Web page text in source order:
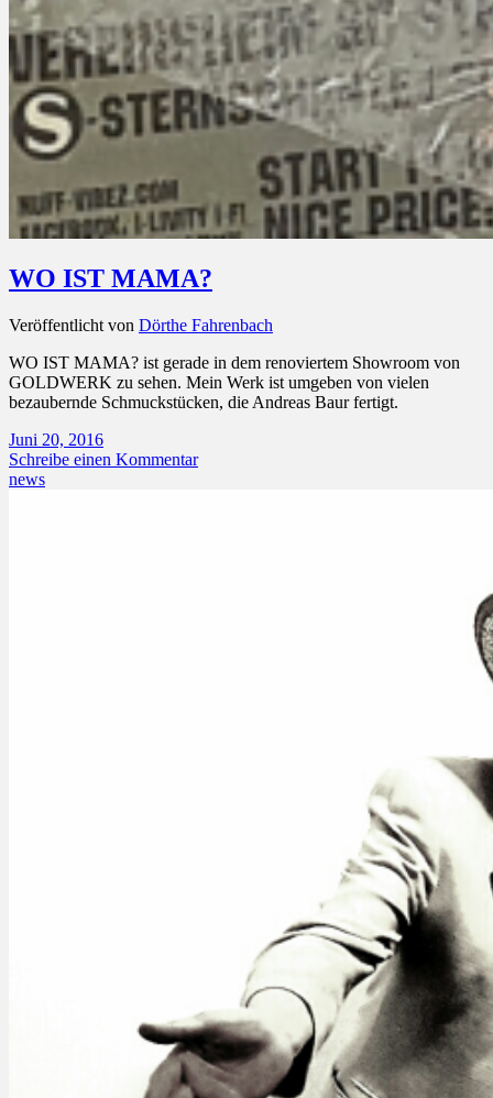
WO IST MAMA?
Veröffentlicht von Dörthe Fahrenbach
WO IST MAMA? ist gerade in dem renoviertem Showroom von
GOLDWERK zu sehen. Mein Werk ist umgeben von vielen
bezaubernde Schmuckstücken, die Andreas Baur fertigt.
Juni 20, 2016
Schreibe einen Kommentar
news